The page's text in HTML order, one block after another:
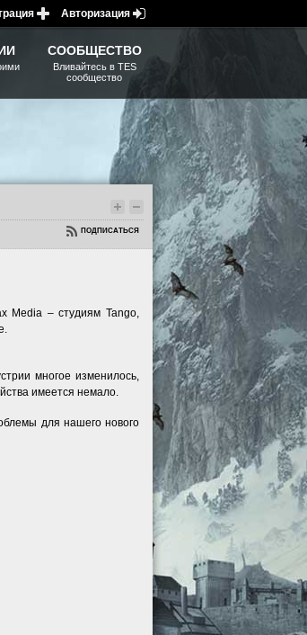
ПОДПИСАТЬСЯ
Media – студиям Tango,
многое изменилось,
имеется немало.
для нашего нового
СООБЩЕСТВО
Вливайтесь в TES
сообщество
Авторизация